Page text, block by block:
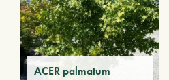
ACER palmatum